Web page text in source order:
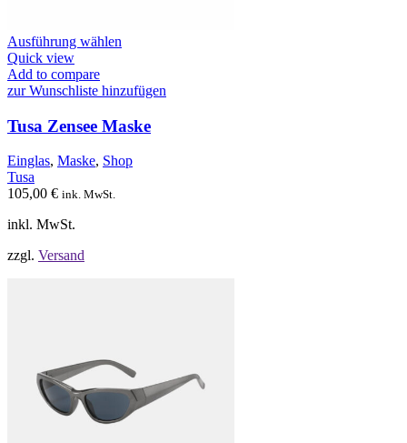
Ausführung wählen
mehrere
auf.
Die
Optionen
können
Quick view
Add to compare
zur Wunschliste hinzufügen
Tusa Zensee Maske
Einglas, Maske, Shop
Tusa
105,00 € ink. MwSt.
inkl. MwSt.
zzgl. Versand